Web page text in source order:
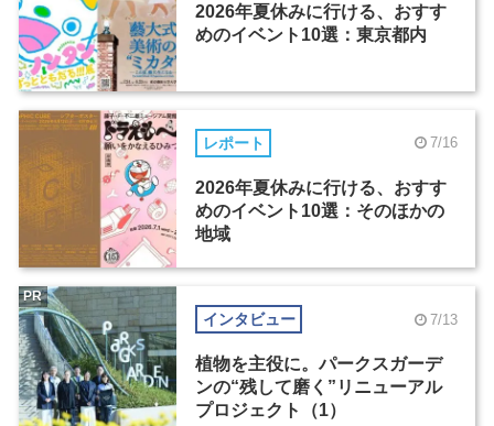
2026年夏休みに行ける、おすす
めのイベント10選：東京都内
レポート 7/16
2026年夏休みに行ける、おすす
めのイベント10選：そのほかの
地域
インタビュー 7/13
植物を主役に。パークスガーデ
ンの“残して磨く”リニューアル
プロジェクト（1）
PR